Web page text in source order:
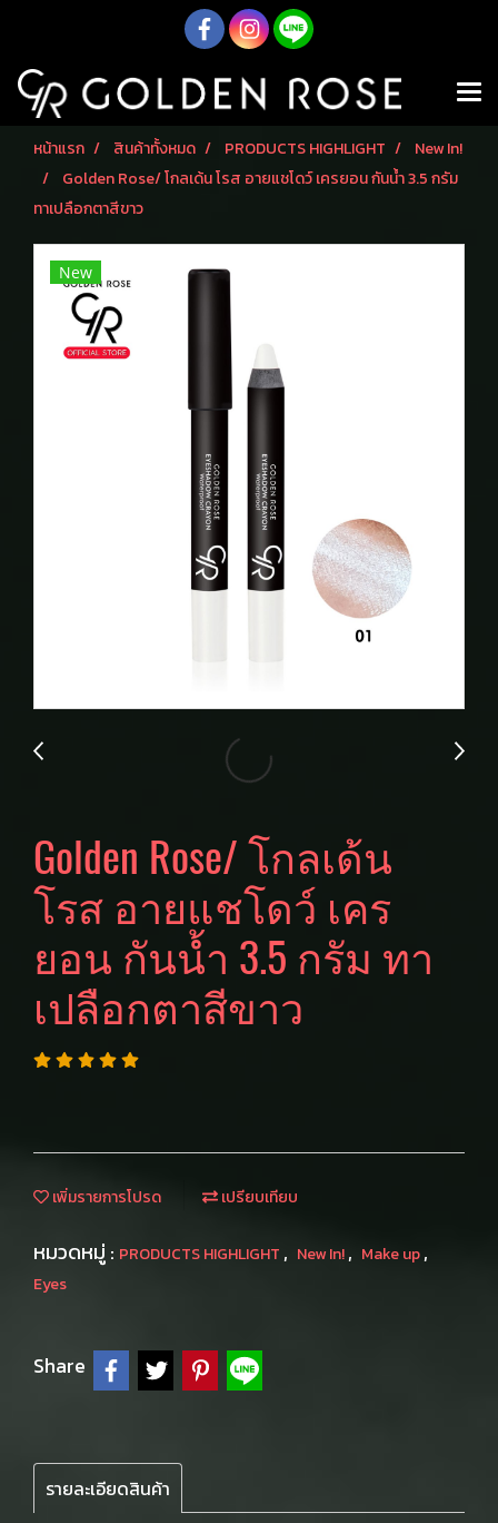
หน้าแรก สินค้าทั้งหมด PRODUCTS HIGHLIGHT
New In!
Golden Rose/ โกลเด้น โรส อายแชโดว์ เครยอน กันน้ำ 3.5 กรัม
ทาเปลือกตาสีขาว
New
Golden Rose/ โกลเด้น
โรส อายแชโดว์ เคร
ยอน กันน้ำ 3.5 กรัม ทา
เปลือกตาสีขาว
เพิ่มรายการโปรด เปรียบเทียบ
หมวดหมู่ : PRODUCTS HIGHLIGHT , New In!, Make up,
Eyes
Share
รายละเอียดสินค้า